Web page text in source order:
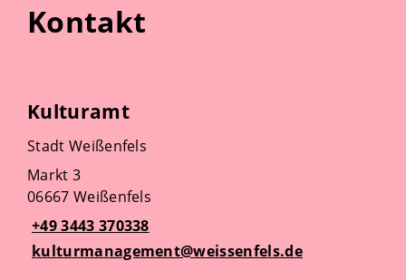
Kontakt
Kulturamt
Stadt Weißenfels
Markt 3
06667 Weißenfels
+49 3443 370338
kulturmanagement@weissenfels.de